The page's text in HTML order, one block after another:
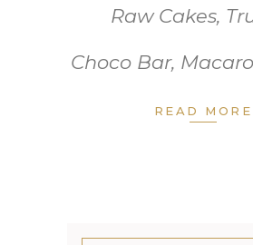
Raw Cakes,
Choco Bar,
READ MORE